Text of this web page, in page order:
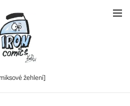
žehlení]